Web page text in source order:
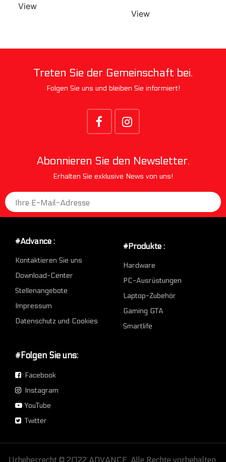
View
View
Treten Sie der Gemeinschaft bei.
Folgen Sie uns und bleiben Sie informiert!
Abonnieren Sie den Newsletter.
Erhalten Sie exklusive News von uns!
#Advance :
Kontaktieren Sie uns
Download-Center
Stellenangebote
Impressum
Datenschutz und Cookies
#Produkte :
Hardware
PC-Ausrüstungen
Laptop-Zubehör
Gaming GTA
Smartlife
#Folgen Sie uns:
Facebook
Instagram
YouTube
Twitter
Urheberrecht © 2022 ADVANCE. Alle Rechte vorbehalten.